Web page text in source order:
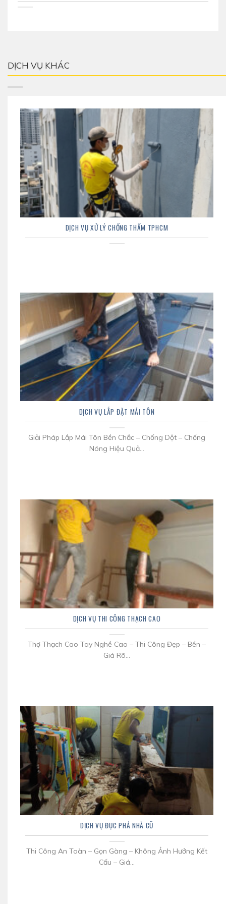
DỊCH VỤ KHÁC
DỊCH VỤ XỬ LÝ CHỐNG THẤM TPHCM
DỊCH VỤ LẮP ĐẶT MÁI TÔN
Giải Pháp Lắp Mái Tôn Bền Chắc – Chống Dột – Chống
Nóng Hiệu Quả...
DỊCH VỤ THI CÔNG THẠCH CAO
Thợ Thạch Cao Tay Nghề Cao – Thi Công Đẹp – Bền –
Giá Rõ...
DỊCH VỤ ĐỤC PHÁ NHÀ CŨ
Thi Công An Toàn – Gọn Gàng – Không Ảnh Hưởng Kết
Cấu – Giá...